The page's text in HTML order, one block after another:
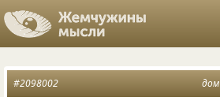
дом
#2098002